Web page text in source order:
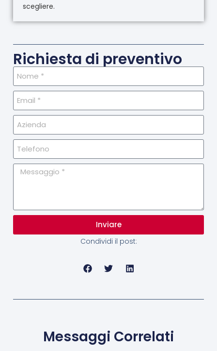
scegliere.
Richiesta di preventivo
Inviare
Condividi il post:
Messaggi Correlati